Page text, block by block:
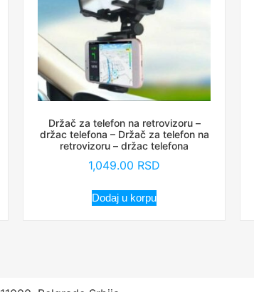
Držač za telefon na retrovizoru –
držac telefona – Držač za telefon na
retrovizoru – držac telefona
1,049.00 RSD
Dodaj u korpu